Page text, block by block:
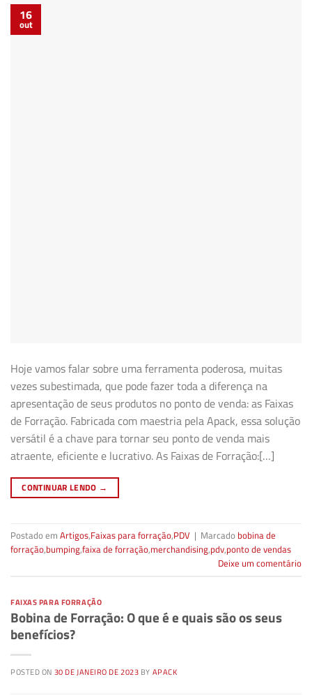
16
out
Hoje vamos falar sobre uma ferramenta poderosa, muitas
vezes subestimada, que pode fazer toda a diferença na
apresentação de seus produtos no ponto de venda: as Faixas
de Forração. Fabricada com maestria pela Apack, essa solução
versátil é a chave para tornar seu ponto de venda mais
atraente, eficiente e lucrativo. As Faixas de Forração:[…]
CONTINUAR LENDO →
Postado em Artigos,Faixas para forração,PDV | Marcado bobina de
forração,bumping,faixa de forração,merchandising,pdv,ponto de vendas
Deixe um comentário
FAIXAS PARA FORRAÇÃO
Bobina de Forração: O que é e quais são os seus
benefícios?
POSTED ON 30 DE JANEIRO DE 2023 BY APACK